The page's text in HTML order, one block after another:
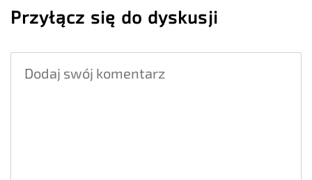
Przyłącz się do dyskusji